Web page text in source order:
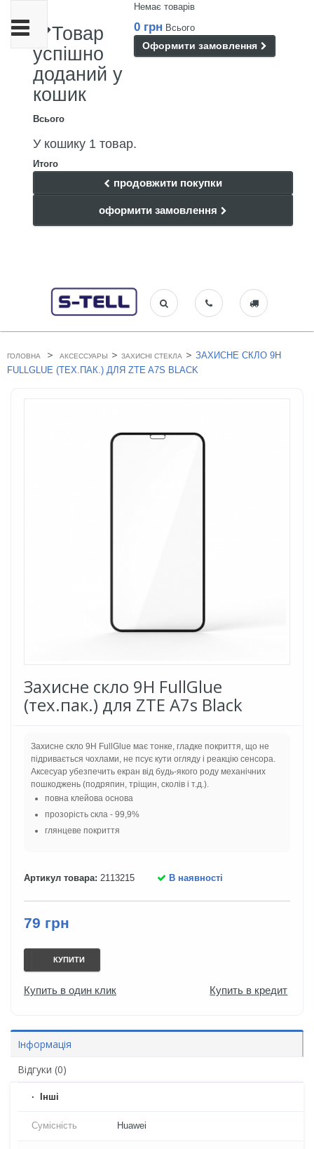
Немає товарів
0 грн Всього
Оформити замовлення
Товар
успішно
доданий у
кошик
Всього
У кошику 1 товар.
Итого
продовжити покупки
оформити замовлення
Toggle
navigation
ГОЛОВНА > АКСЕССУАРЫ > ЗАХИСНІ СТЕКЛА > ЗАХИСНЕ СКЛО 9H
FULLGLUE (ТЕХ.ПАК.) ДЛЯ ZTE A7S BLACK
Захисне скло 9H FullGlue
(тех.пак.) для ZTE A7s Black
Захисне скло 9H FullGlue має тонке, гладке покриття, що не
підривається чохлами, не псує кути огляду і реакцію сенсора.
Аксесуар убезпечить екран від будь-якого роду механічних
пошкоджень (подряпин, тріщин, сколів і т.д.).
повна клейова основа
прозорість скла - 99,9%
глянцеве покриття
Артикул товара: 2113215 В наявності
79 грн
КУПИТИ
Купить в один клик Купить в кредит
Інформація
Відгуки (0)
Iнші
Сумісність Huawei